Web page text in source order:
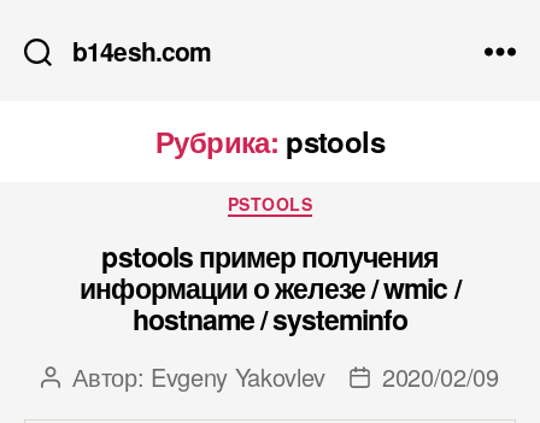
b14esh.com
Рубрика: pstools
Рубрики
PSTOOLS
pstools пример получения
информации о железе / wmic /
hostname / systeminfo
Автор
Автор: Evgeny Yakovlev
Дата2020/02/09